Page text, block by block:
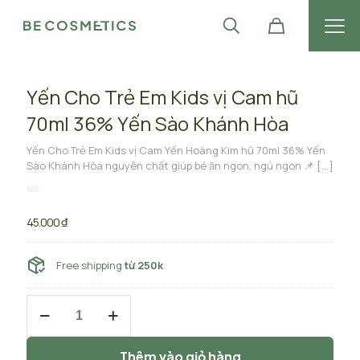
Yến Cho Trẻ Em Kids vị Cam hũ
70ml 36% Yến Sào Khánh Hòa
Yến Cho Trẻ Em Kids vị Cam Yến Hoàng Kim hũ 70ml 36% Yến
Sào Khánh Hòa nguyên chất giúp bé ăn ngon, ngủ ngon 📌 […]
45.000₫
Free shippingtừ 250k
Cho
Thêm vào giỏ hàng